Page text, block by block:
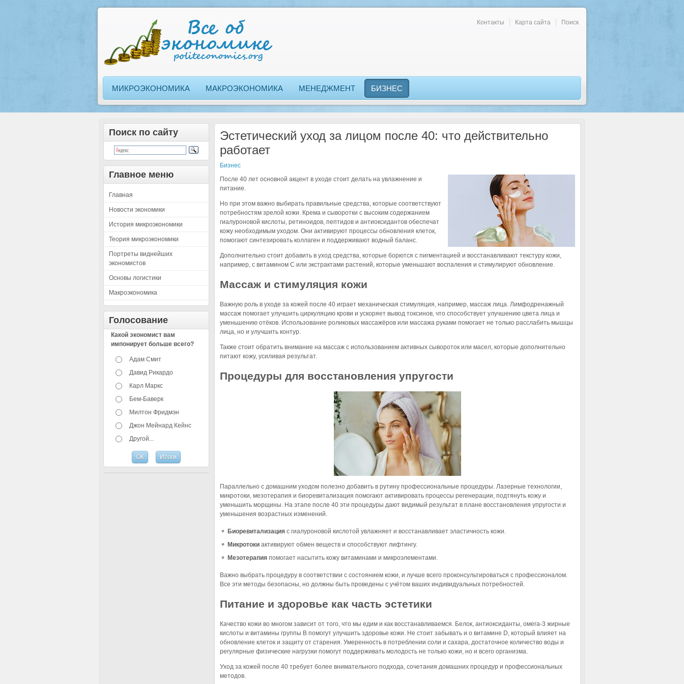
Контакты Карта сайта Поиск
МИКРОЭКОНОМИКА МАКРОЭКОНОМИКА МЕНЕДЖМЕНТ БИЗНЕС
Поиск по сайту
Главное меню
Главная
Новости экономики
История микроэкономики
Теория микроэкономики
Портреты виднейших
экономистов
Основы логистики
Макроэкономика
Голосование
Какой экономист вам
импонирует больше всего?
Адам Смит
Давид Рикардо
Карл Маркс
Бем-Баверк
Милтон Фридмэн
Джон Мейнард Кейнс
Другой...
Эстетический уход за лицом после 40: что действительно
работает
Бизнес
После 40 лет основной акцент в уходе стоит делать на увлажнение и
питание.
Но при этом важно выбирать правильные средства, которые соответствуют
потребностям зрелой кожи. Крема и сыворотки с высоким содержанием
гиалуроновой кислоты, ретиноидов, пептидов и антиоксидантов обеспечат
кожу необходимым уходом. Они активируют процессы обновления клеток,
помогают синтезировать коллаген и поддерживают водный баланс.
Дополнительно стоит добавить в уход средства, которые борются с пигментацией и восстанавливают текстуру кожи,
например, с витамином C или экстрактами растений, которые уменьшают воспаления и стимулируют обновление.
Массаж и стимуляция кожи
Важную роль в уходе за кожей после 40 играет механическая стимуляция, например, массаж лица. Лимфодренажный
массаж помогает улучшить циркуляцию крови и ускоряет вывод токсинов, что способствует улучшению цвета лица и
уменьшению отёков. Использование роликовых массажёров или массажа руками помогает не только расслабить мышцы
лица, но и улучшить контур.
Также стоит обратить внимание на массаж с использованием активных сывороток или масел, которые дополнительно
питают кожу, усиливая результат.
Процедуры для восстановления упругости
Параллельно с домашним уходом полезно добавить в рутину профессиональные процедуры. Лазерные технологии,
микротоки, мезотерапия и биоревитализация помогают активировать процессы регенерации, подтянуть кожу и
уменьшить морщины. На этапе после 40 эти процедуры дают видимый результат в плане восстановления упругости и
уменьшения возрастных изменений.
Биоревитализация с гиалуроновой кислотой увлажняет и восстанавливает эластичность кожи.
Микротоки активируют обмен веществ и способствуют лифтингу.
Мезотерапия помогает насытить кожу витаминами и микроэлементами.
Важно выбрать процедуру в соответствии с состоянием кожи, и лучше всего проконсультироваться с профессионалом.
Все эти методы безопасны, но должны быть проведены с учётом ваших индивидуальных потребностей.
Питание и здоровье как часть эстетики
Качество кожи во многом зависит от того, что мы едим и как восстанавливаемся. Белок, антиоксиданты, омега-3 жирные
кислоты и витамины группы B помогут улучшить здоровье кожи. Не стоит забывать и о витамине D, который влияет на
обновление клеток и защиту от старения. Умеренность в потреблении соли и сахара, достаточное количество воды и
регулярные физические нагрузки помогут поддерживать молодость не только кожи, но и всего организма.
Уход за кожей после 40 требует более внимательного подхода, сочетания домашних процедур и профессиональных
методов.